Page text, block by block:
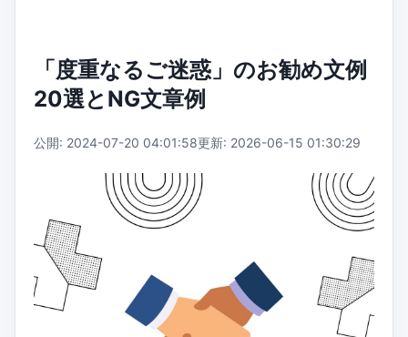
「度重なるご迷惑」のお勧め文例
20選とNG文章例
公開: 2024-07-20 04:01:58更新: 2026-06-15 01:30:29